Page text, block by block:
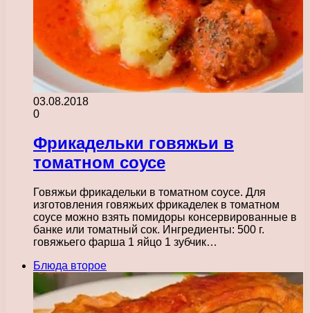
03.08.2018
0
Фрикадельки говяжьи в
томатном соусе
Говяжьи фрикадельки в томатном соусе. Для
изготовления говяжьих фрикаделек в томатном
соусе можно взять помидоры консервированные в
банке или томатный сок. Ингредиенты: 500 г.
говяжьего фарша 1 яйцо 1 зубчик…
Блюда второе